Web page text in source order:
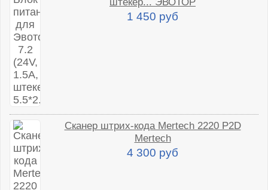
1 450 руб
Сканер штрих-кода Mertech 2220 P2D
Mertech
4 300 руб